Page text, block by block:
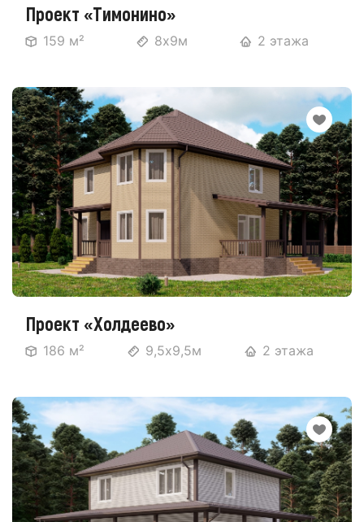
Проект «Тимонино»
159 м² 8х9м 2 этажа
Проект «Холдеево»
186 м² 9,5х9,5м 2 этажа